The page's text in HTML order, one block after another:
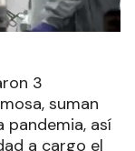
3
suman
así
a cargo el